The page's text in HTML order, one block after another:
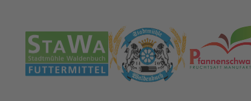
Navigation
springen
Inhalt
springen